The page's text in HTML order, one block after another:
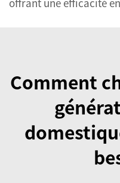
Comment